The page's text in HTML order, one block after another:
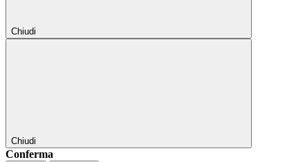
Chiudi
Chiudi
Conferma